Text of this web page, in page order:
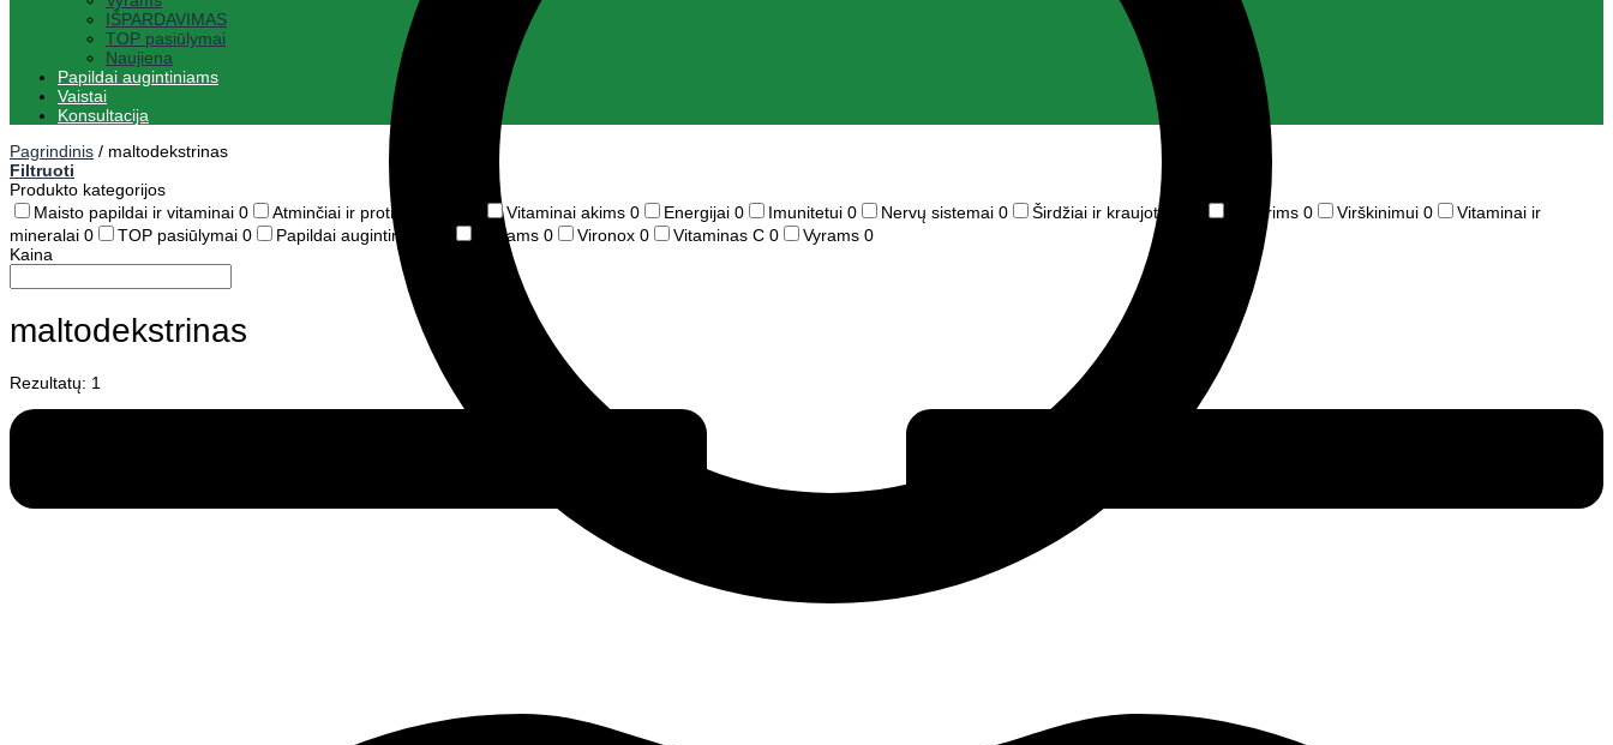
IŠPARDAVIMAS
TOP pasiūlymai
Naujiena
Papildai augintiniams
Vaistai
Konsultacija
Pagrindinis / maltodekstrinas
Filtruoti
Produkto kategorijos
Maisto papildai ir vitaminai 0 Atminčiai ir protinei veiklai Vitaminai akims 0 Energijai 0 Imunitetui 0 Nervų sistemai 0 Širdžiai ir kraujotakai Moterims 0 Virškinimui 0
Vitaminai ir
mineralai 0 TOP pasiūlymai 0 Papildai augintiniams Vaikams 0 Vironox 0 Vitaminas C 0 Vyrams 0
Kaina
maltodekstrinas
Rezultatų: 1